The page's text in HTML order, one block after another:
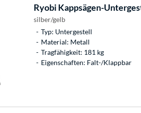
Ryobi Kappsägen-
silber/gelb
Typ: Untergestell
Material: Metall
Tragfähigkeit: 181 kg
Eigenschaften: Falt-/Klappbar